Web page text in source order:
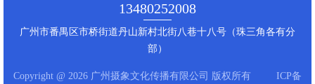
13480252008
广州市番禺区市桥街道丹山新村北街八巷十八号（珠三角各有分
部）
Copyright @ 2026 广州摄象文化传播有限公司 版权所有 ICP备